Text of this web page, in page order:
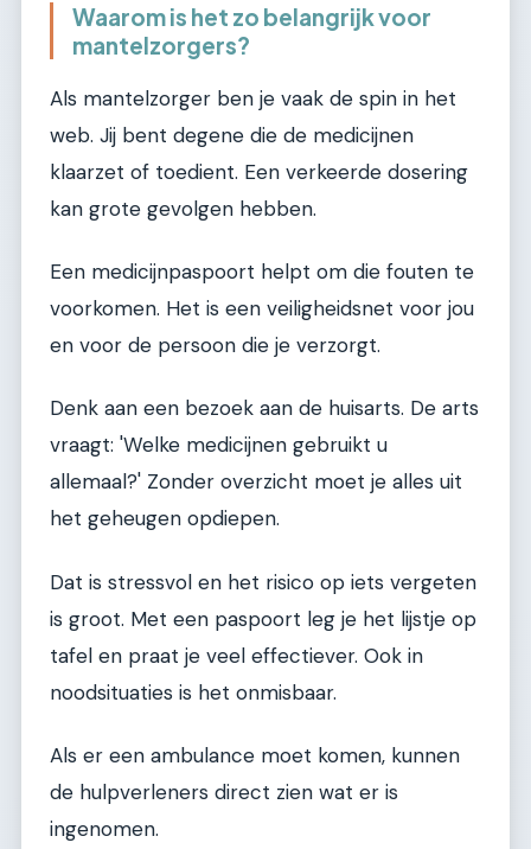
Waarom is het zo belangrijk voor
mantelzorgers?
Als mantelzorger ben je vaak de spin in het
web. Jij bent degene die de medicijnen
klaarzet of toedient. Een verkeerde dosering
kan grote gevolgen hebben.
Een medicijnpaspoort helpt om die fouten te
voorkomen. Het is een veiligheidsnet voor jou
en voor de persoon die je verzorgt.
Denk aan een bezoek aan de huisarts. De arts
vraagt: 'Welke medicijnen gebruikt u
allemaal?' Zonder overzicht moet je alles uit
het geheugen opdiepen.
Dat is stressvol en het risico op iets vergeten
is groot. Met een paspoort leg je het lijstje op
tafel en praat je veel effectiever. Ook in
noodsituaties is het onmisbaar.
Als er een ambulance moet komen, kunnen
de hulpverleners direct zien wat er is
ingenomen.